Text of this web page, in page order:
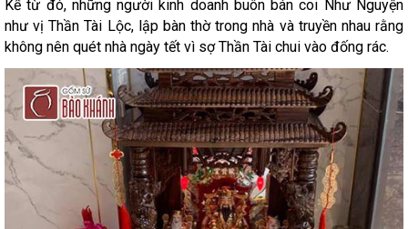
Kể từ đó, những người kinh doanh buôn bán coi Như Nguyện
như vị Thần Tài Lộc, lập bàn thờ trong nhà và truyền nhau rằng
không nên quét nhà ngày tết vì sợ Thần Tài chui vào đống rác.